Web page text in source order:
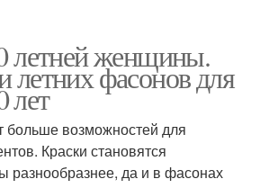
летней женщины.
летних фасонов для
больше возможностей для
Краски становятся
разнообразнее, да и в фасонах